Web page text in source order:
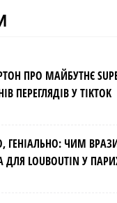
ПРО МАЙБУТНЄ
ПЕРЕГЛЯДІВ У TIKTOK
ГЕНІАЛЬНО: ЧИМ
LOUBOUTIN У